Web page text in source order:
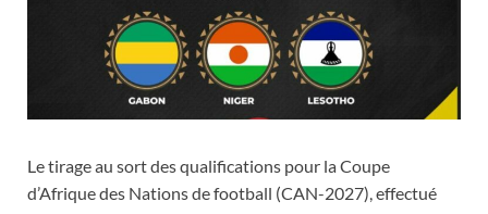
Le tirage au sort des qualifications pour la Coupe
d’Afrique des Nations de football (CAN-2027), effectué